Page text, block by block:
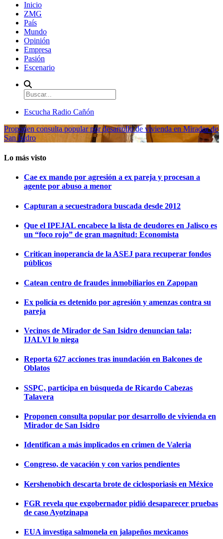
Inicio
ZMG
País
Mundo
Opinión
Empresa
Pasión
Escenario
Escucha Radio Cañón
Proponen consulta popular por desarrollo de vivienda en Mirador de
San Isidro
Lo más visto
Cae ex mando por agresión a ex pareja y procesan a
agente por abuso a menor
Capturan a secuestradora buscada desde 2012
Que el IPEJAL encabece la lista de deudores en Jalisco es
un “foco rojo” de gran magnitud: Economista
Critican inoperancia de la ASEJ para recuperar fondos
públicos
Catean centro de fraudes inmobiliarios en Zapopan
Ex policía es detenido por agresión y amenzas contra su
pareja
Vecinos de Mirador de San Isidro denuncian tala;
IJALVI lo niega
Reporta 627 acciones tras inundación en Balcones de
Oblatos
SSPC, participa en búsqueda de Ricardo Cabezas
Talavera
Proponen consulta popular por desarrollo de vivienda en
Mirador de San Isidro
Identifican a más implicados en crimen de Valeria
Congreso, de vacación y con varios pendientes
Kershenobich descarta brote de ciclosporiasis en México
FGR revela que exgobernador pidió desaparecer pruebas
de caso Ayotzinapa
EUA investiga salmonela en jalapeños mexicanos